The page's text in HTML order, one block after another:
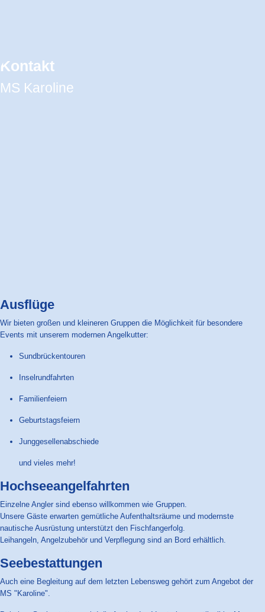
Kontakt
MS Karoline
Ausflüge
Wir bieten großen und kleineren Gruppen die Möglichkeit für besondere
Events mit unserem modernen Angelkutter:
Sundbrückentouren
Inselrundfahrten
Familienfeiern
Geburtstagsfeiern
Junggesellenabschiede
und vieles mehr!
Hochseeangelfahrten
Einzelne Angler sind ebenso willkommen wie Gruppen.
Unsere Gäste erwarten gemütliche Aufenthaltsräume und modernste
nautische Ausrüstung unterstützt den Fischfangerfolg.
Leihangeln, Angelzubehör und Verpflegung sind an Bord erhältlich.
Seebestattungen
Auch eine Begleitung auf dem letzten Lebensweg gehört zum Angebot der
MS "Karoline".